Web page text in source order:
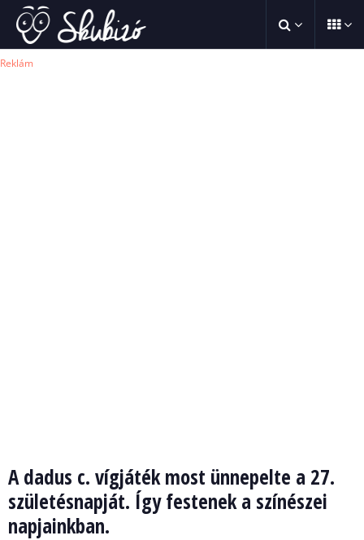
Reklám
A dadus c. vígjáték most ünnepelte a 27.
születésnapját. Így festenek a színészei
napjainkban.